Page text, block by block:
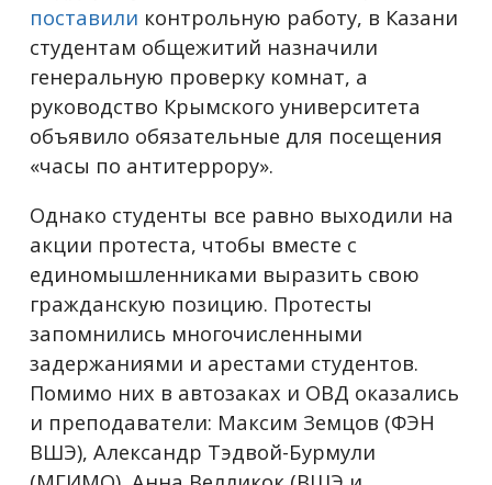
поставили контрольную работу, в Казани
студентам общежитий назначили
генеральную проверку комнат, а
руководство Крымского университета
объявило обязательные для посещения
«часы по антитеррору».
Однако студенты все равно выходили на
акции протеста, чтобы вместе с
единомышленниками выразить свою
гражданскую позицию. Протесты
запомнились многочисленными
задержаниями и арестами студентов.
Помимо них в автозаках и ОВД оказались
и преподаватели: Максим Земцов (ФЭН
ВШЭ), Александр Тэдвой-Бурмули